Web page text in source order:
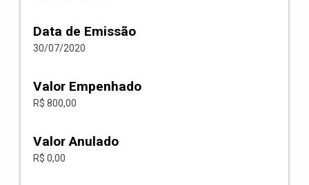
Data de Emissão
30/07/2020
Valor Empenhado
R$ 800,00
Valor Anulado
R$ 0,00